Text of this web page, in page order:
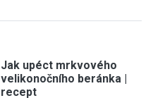
Jak upéct mrkvového
velikonočního beránka |
recept